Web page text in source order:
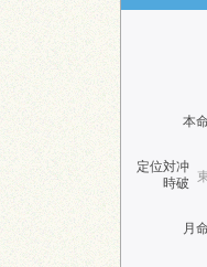
本
定位対冲
時破
月